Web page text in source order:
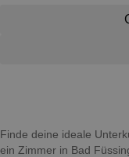
Finde deine ideale
ein Zimmer in Bad